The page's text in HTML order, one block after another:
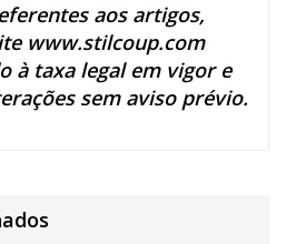
aos artigos,
www.stilcoup.com
à taxa legal em vigor e
sem aviso prévio.